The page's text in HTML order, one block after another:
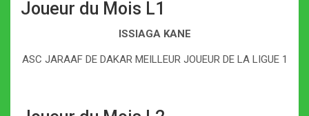
Joueur du Mois L1
ISSIAGA KANE
ASC JARAAF DE DAKAR MEILLEUR JOUEUR DE LA LIGUE 1